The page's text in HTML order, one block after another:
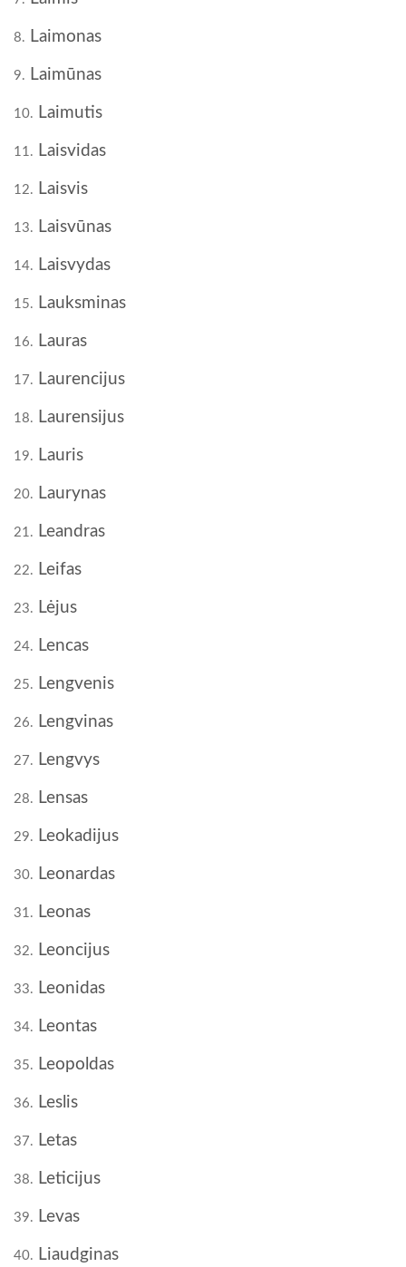
8. Laimonas
9. Laimūnas
10. Laimutis
11. Laisvidas
12. Laisvis
13. Laisvūnas
14. Laisvydas
15. Lauksminas
16. Lauras
17. Laurencijus
18. Laurensijus
19. Lauris
20. Laurynas
21. Leandras
22. Leifas
23. Lėjus
24. Lencas
25. Lengvenis
26. Lengvinas
27. Lengvys
28. Lensas
29. Leokadijus
30. Leonardas
31. Leonas
32. Leoncijus
33. Leonidas
34. Leontas
35. Leopoldas
36. Leslis
37. Letas
38. Leticijus
39. Levas
40. Liaudginas